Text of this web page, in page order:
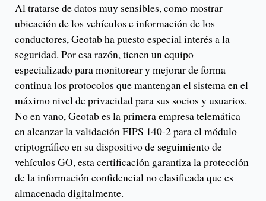
Al tratarse de datos muy sensibles, como mostrar
ubicación de los vehículos e información de los
conductores, Geotab ha puesto especial interés a la
seguridad. Por esa razón, tienen un equipo
especializado para monitorear y mejorar de forma
continua los protocolos que mantengan el sistema en el
máximo nivel de privacidad para sus socios y usuarios.
No en vano, Geotab es la primera empresa telemática
en alcanzar la validación FIPS 140-2 para el módulo
criptográfico en su dispositivo de seguimiento de
vehículos GO, esta certificación garantiza la protección
de la información confidencial no clasificada que es
almacenada digitalmente.